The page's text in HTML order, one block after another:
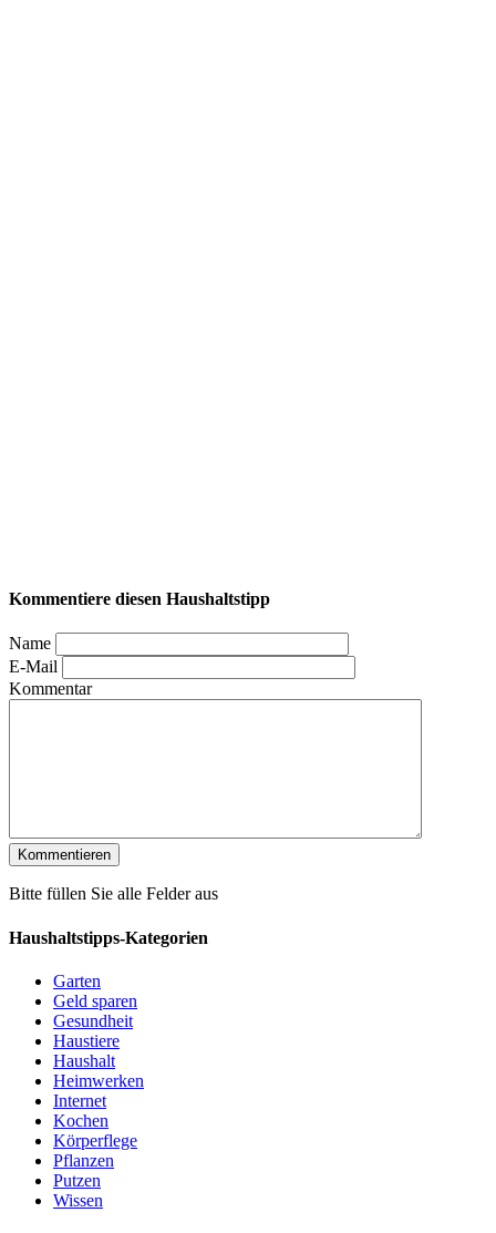
Kommentiere diesen Haushaltstipp
Name
E-Mail
Kommentar
Bitte füllen Sie alle Felder aus
Haushaltstipps-Kategorien
Garten
Geld sparen
Gesundheit
Haustiere
Haushalt
Heimwerken
Internet
Kochen
Körperflege
Pflanzen
Putzen
Wissen